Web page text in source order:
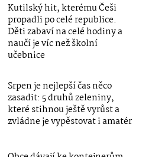
Kutilský hit, kterému Češi
propadli po celé republice.
Děti zabaví na celé hodiny a
naučí je víc než školní
učebnice
Srpen je nejlepší čas něco
zasadit: 5 druhů zeleniny,
které stihnou ještě vyrůst a
zvládne je vypěstovat i amatér